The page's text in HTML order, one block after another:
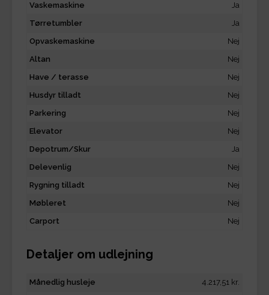
Vaskemaskine
Ja
Tørretumbler
Ja
Opvaskemaskine
Nej
Altan
Nej
Have / terasse
Nej
Husdyr tilladt
Nej
Parkering
Nej
Elevator
Nej
Depotrum/Skur
Ja
Delevenlig
Nej
Rygning tilladt
Nej
Møbleret
Nej
Carport
Nej
Detaljer om udlejning
Månedlig husleje
4.217,51 kr.